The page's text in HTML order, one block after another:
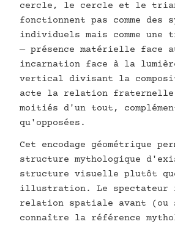
cercle, le cercle et le
fonctionnent pas comme des
individuels mais comme une
— présence matérielle face
incarnation face à la
vertical divisant la
acte la relation fraternelle
moitiés d'un tout,
qu'opposées.
Cet encodage géométrique
structure mythologique
structure visuelle plutôt que
illustration. Le spectateur
relation spatiale avant (ou
connaître la référence